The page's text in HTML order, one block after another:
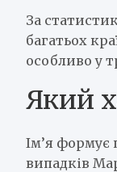
За
багатьох
особливо у
Який
Ім’я формує
випадків